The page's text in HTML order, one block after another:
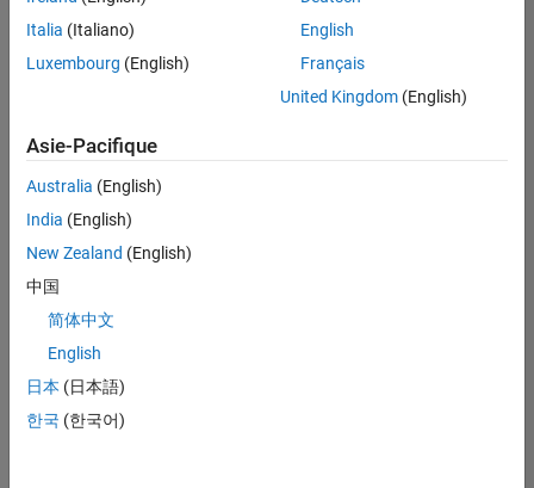
ou
afficher
l’ensemble
d'emploi.
malgré
tout
vous
trouvez
pas
d'offre
corresponde
à vos
Italia (Italiano)
Luxembourg (English)
English
Français
United Kingdom(English)
Asie-Pacifique
Australia (English)
India (English)
New Zealand (English)
中国
简体中文
English
日本 (日本語)
한국 (한국어)